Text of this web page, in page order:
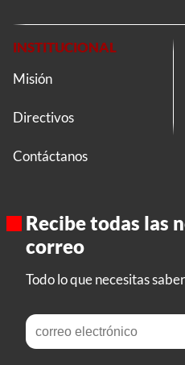
INSTITUCIONAL
Misión
Directivos
Contáctanos
Recibe todas las
correo
Todo lo que necesitas